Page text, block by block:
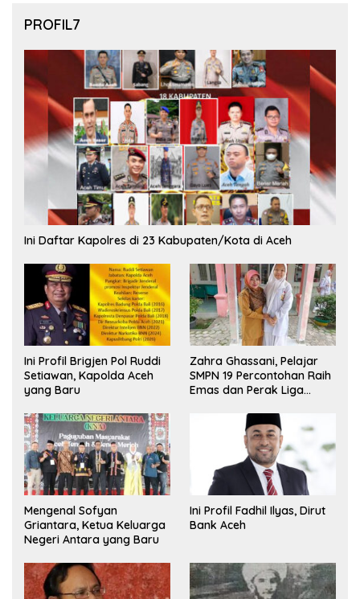
PROFIL7
Ini Daftar Kapolres di 23 Kabupaten/Kota di Aceh
Ini Profil Brigjen Pol Ruddi
Setiawan, Kapolda Aceh
yang Baru
Zahra Ghassani, Pelajar
SMPN 19 Percontohan Raih
Emas dan Perak Liga
Mengenal Sofyan
Griantara, Ketua Keluarga
Negeri Antara yang Baru
Ini Profil Fadhil Ilyas, Dirut
Bank Aceh